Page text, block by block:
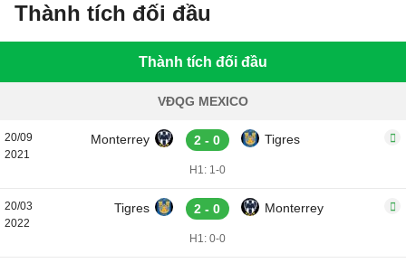
Thành tích đối đầu
Thành tích đối đầu
VĐQG MEXICO
20/09
2021
Monterrey 2 - 0 Tigres
H1: 1-0
20/03
2022
Tigres 2 - 0 Monterrey
H1: 0-0